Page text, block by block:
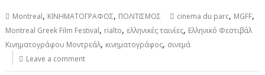
Montreal, ΚΙΝΗΜΑΤΟΓΡΑΦΟΣ, ΠΟΛΙΤΙΣΜΟΣ cinema du parc, MGFF,
Montreal Greek Film Festival, rialto, ελληνικές ταινίες, Ελληνικό Φεστιβάλ
Κινηματογράφου Μοντρεάλ, κινηματογράφος, σινεμά
Leave a comment